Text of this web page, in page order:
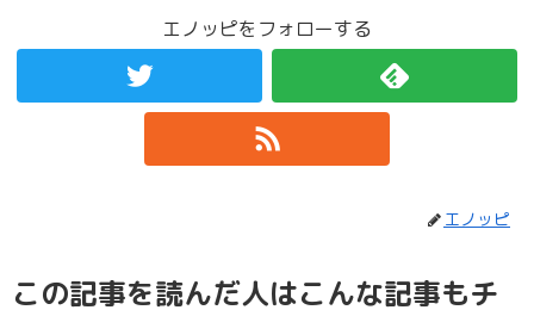
エノッピをフォローする
エノッピ
この記事を読んだ人はこんな記事もチ